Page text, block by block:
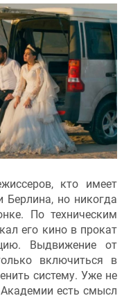
кто имеет
Берлина, но никогда
По техническим
его кино в прокат
Выдвижение от
включиться в
систему. Уже не
есть смысл